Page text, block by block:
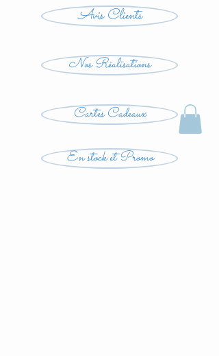
Avis Clients
Nos Réalisations
Cartes Cadeaux
En stock et Promo